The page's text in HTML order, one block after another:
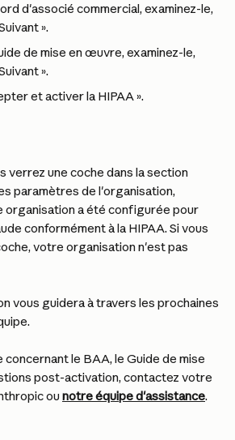
d'associé commercial, examinez-le,
».
de mise en œuvre, examinez-le,
».
et activer la HIPAA ».
verrez une coche dans la section
paramètres de l'organisation,
organisation a été configurée pour
conformément à la HIPAA. Si vous
votre organisation n'est pas
vous guidera à travers les prochaines
le BAA, le Guide de mise
post-activation, contactez votre
ou notre équipe d'assistance.